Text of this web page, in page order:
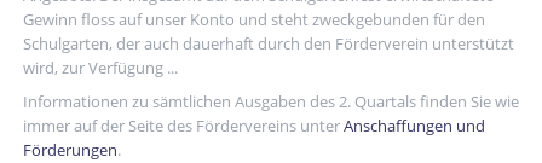
Gewinn floss auf unser Konto und steht zweckgebunden für den
Schulgarten, der auch dauerhaft durch den Förderverein unterstützt
wird, zur Verfügung ...
Informationen zu sämtlichen Ausgaben des 2. Quartals finden Sie wie
immer auf der Seite des Fördervereins unterAnschaffungen und
Förderungen.